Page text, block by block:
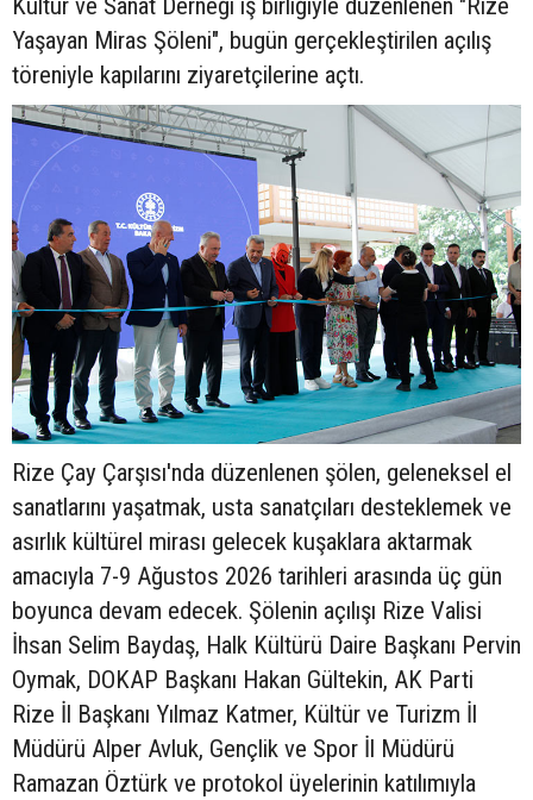
Kültür ve Sanat Derneği iş birliğiyle düzenlenen "Rize
Yaşayan Miras Şöleni", bugün gerçekleştirilen açılış
töreniyle kapılarını ziyaretçilerine açtı.
Rize Çay Çarşısı'nda düzenlenen şölen, geleneksel el
sanatlarını yaşatmak, usta sanatçıları desteklemek ve
asırlık kültürel mirası gelecek kuşaklara aktarmak
amacıyla 7-9 Ağustos 2026 tarihleri arasında üç gün
boyunca devam edecek. Şölenin açılışı Rize Valisi
İhsan Selim Baydaş, Halk Kültürü Daire Başkanı Pervin
Oymak, DOKAP Başkanı Hakan Gültekin, AK Parti
Rize İl Başkanı Yılmaz Katmer, Kültür ve Turizm İl
Müdürü Alper Avluk, Gençlik ve Spor İl Müdürü
Ramazan Öztürk ve protokol üyelerinin katılımıyla